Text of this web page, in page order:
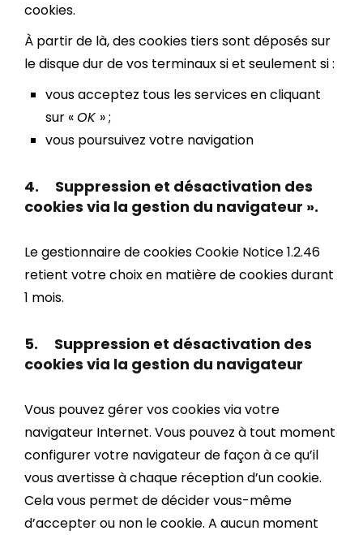
cookies.
À partir de là, des cookies tiers sont déposés sur
le disque dur de vos terminaux si et seulement si :
vous acceptez tous les services en cliquant
sur «OK » ;
vous poursuivez votre navigation
4. Suppression et désactivation des
cookies via la gestion du navigateur ».
Le gestionnaire de cookiesCookie Notice 1.2.46
retient votre choix en matière de cookies durant
1 mois.
5. Suppression et désactivation des
cookies via la gestion du navigateur
Vous pouvez gérer vos cookies via votre
navigateur Internet. Vous pouvez à tout moment
configurer votre navigateur de façon à ce qu’il
vous avertisse à chaque réception d’un cookie.
Cela vous permet de décider vous-même
d’accepter ou non le cookie. A aucun moment